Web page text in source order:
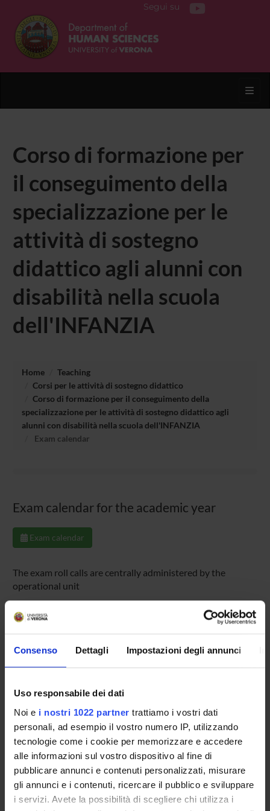
Consenso Dettagli Impostazioni degli annunci
Uso responsabile dei dati
Noi e i nostri 1022 partner trattiamo i vostri dati
personali, ad esempio il vostro numero IP, utilizzando
tecnologie come i cookie per memorizzare e accedere
alle informazioni sul vostro dispositivo al fine di
pubblicare annunci e contenuti personalizzati, misurare
gli annunci e i contenuti, ricercare il pubblico e sviluppare
i servizi. Avete la possibilità di scegliere chi utilizza i
Segui su
Corso di formazione per
il conseguimento della
specializzazione per le
attività di sostegno
didattico agli alunni con
disabilità nella scuola
dell'INFANZIA
Home
Teaching
Corsi per le attività di sostegno didattico
Corso di formazione per il conseguimento della
specializzazione per le attività di sostegno didattico agli
alunni con disabilità nella scuola dell'INFANZIA
Exam calendar
Exam calendar for the academic year
Exam calendar
The exam roll calls are centrally administered by the
operational unit
Exam Session Calendar and Roll call enrolment sistema
ESSE3
. If you forget your password to the online services,
Read the answers to the more serious and frequent
Overview
Enrolment Policy
Courses
Academic Calendar